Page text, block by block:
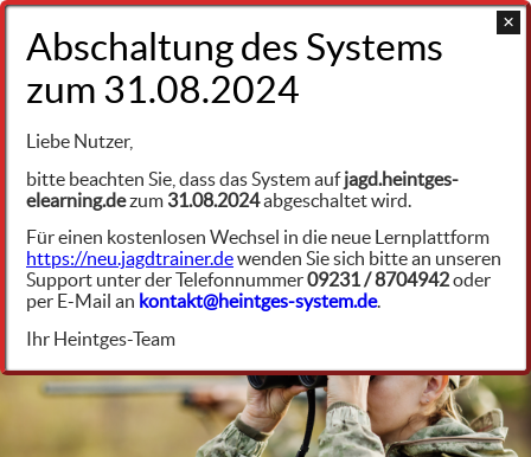
+49 9231 961342
Hackfruchtanbau
lwh11774
Die wichtigsten Hackfrüchte – Teil 2
Liebe Nutzer,
bitte beachten Sie, dass das System aufjagd.heintges-
elearning.dezum 31.08.2024abgeschaltet wird.
Für einen kostenlosen Wechsel in die neue Lernplattform
https://neu.jagdtrainer.dewenden Sie sich bitte an unseren
Support unter der Telefonnummer09231 / 8704942oder
per E-Mail an kontakt@heintges-system.de.
Ihr Heintges-Team